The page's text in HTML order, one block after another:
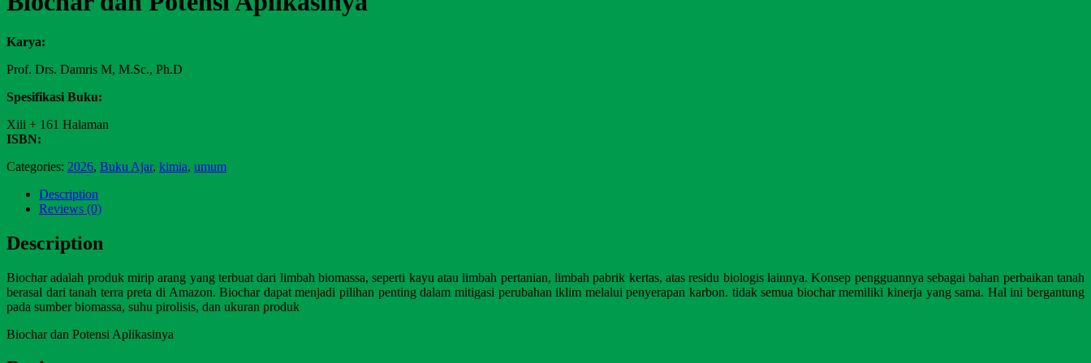
Karya:
Prof. Drs. Damris M, M.Sc., Ph.D
Spesifikasi Buku:
Xiii + 161 Halaman
ISBN:
Categories: 2026, Buku Ajar, kimia, umum
Description
Reviews (0)
Description
Biochar adalah produk mirip arang yang terbuat dari limbah biomassa, seperti kayu atau limbah pertanian, limbah pabrik kertas, atas residu biologis lainnya. Konsep pengguannya sebagai bahan perbaikan tanah
berasal dari tanah terra preta di Amazon. Biochar dapat menjadi pilihan penting dalam mitigasi perubahan iklim melalui penyerapan karbon. tidak semua biochar memiliki kinerja yang sama. Hal ini bergantung
pada sumber biomassa, suhu pirolisis, dan ukuran produk
Biochar dan Potensi Aplikasinya